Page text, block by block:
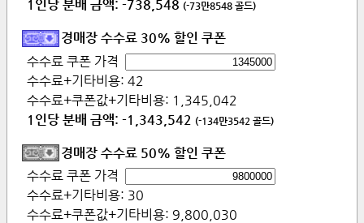
1인당 분배 금액: -738,548 (-73만8548 골드)
경매장 수수료 30% 할인 쿠폰
수수료 쿠폰 가격
수수료+기타비용: 42
수수료+쿠폰값+기타비용: 1,345,042
1인당 분배 금액: -1,343,542 (-134만3542 골드)
경매장 수수료 50% 할인 쿠폰
수수료 쿠폰 가격
수수료+기타비용: 30
수수료+쿠폰값+기타비용: 9,800,030